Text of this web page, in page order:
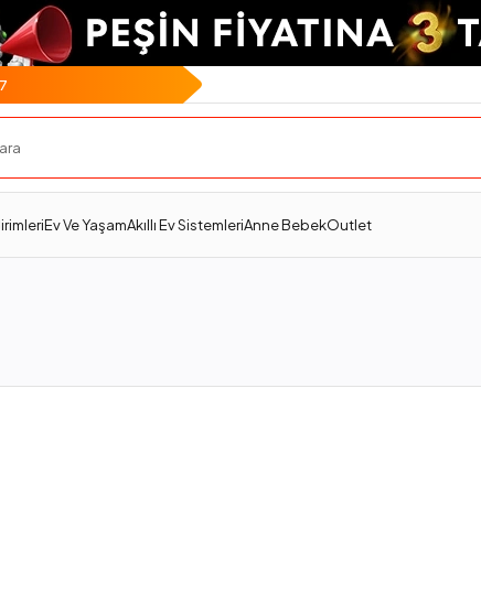
Ev Ve YaşamAkıllı Ev SistemleriAnne BebekOutlet